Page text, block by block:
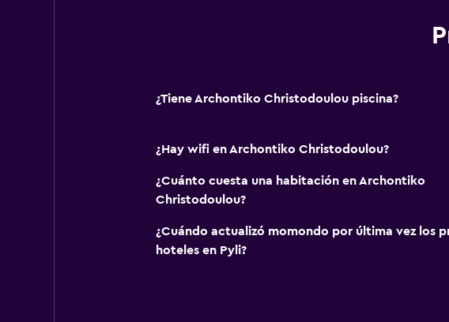
Habitación
Enchufe cerca de la cama
Sofá cama
Armario o clóset
Salud y seguridad
¿Tiene Archontiko Christodoulou piscina?
¿Hay wifi en Archontiko Christodoulou?
¿Cuánto cuesta una habitación en Archontiko
Christodoulou?
¿Cuándo actualizó momondo por última vez los
hoteles en Pyli?